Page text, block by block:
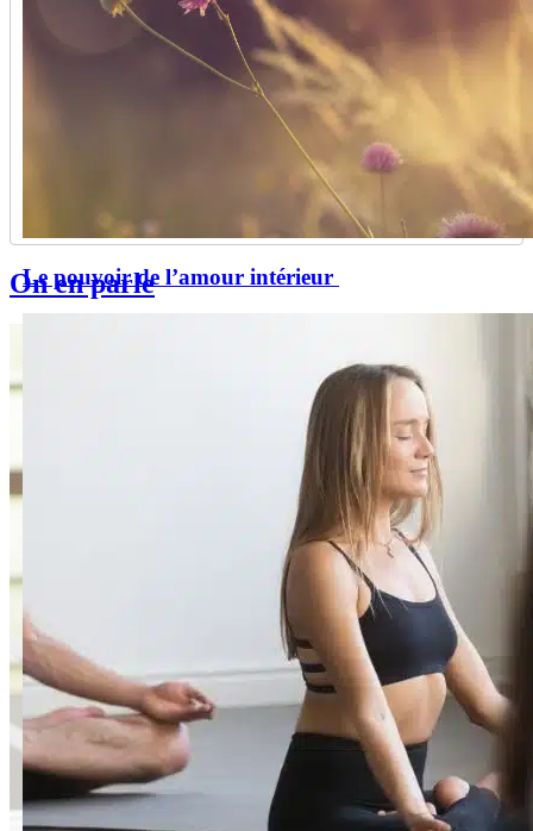
Le pouvoir de l’amour intérieur
On en parle